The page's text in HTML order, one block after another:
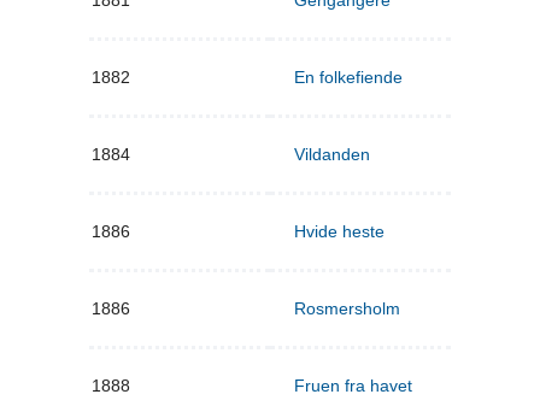
1882 En folkefiende
1884 Vildanden
1886 Hvide heste
1886 Rosmersholm
1888 Fruen fra havet